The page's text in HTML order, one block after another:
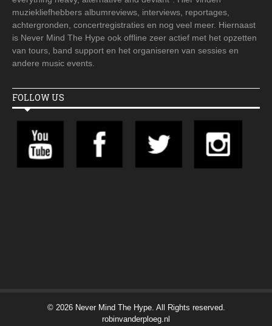
muziekliefhebbers albumreviews, interviews, reportages,
achtergronden, concertregistraties en nog veel meer. Hiernaast
is Never Mind The Hype ook offline zeer actief met het opzetten
van tours, band support en het organiseren van sessies en
andere music events.
FOLLOW US
© 2026 Never Mind The Hype. All Rights reserved.
robinvanderploeg.nl